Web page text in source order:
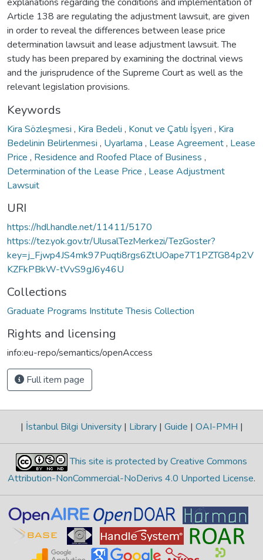
Article 138 are regulating the adjustment lawsuit, are given
in order to reveal the differences between lease price
determination lawsuit and lease adjustment lawsuit. The
study has been prepared by examining the doctrinal views
and the jurisprudence of the Supreme Court as well as the
relevant legislation provisions.
Keywords
Kira Sözleşmesi , Kira Bedeli , Konut ve Çatılı İşyeri , Kira
Bedelinin Belirlenmesi , Uyarlama , Lease Agreement, Lease
Price , Residence and Roofed Place of Business ,
Determination of the Lease Price , Lease Adjustment
Lawsuit
URI
https://hdl.handle.net/11411/5170
https://tez.yok.gov.tr/UlusalTezMerkezi/TezGoster?
key=j_Fjwp4JS4mk97Puqti8rgs6ZtUOape7T1PZTG84p2V
KZFkPBkW-tVvS9gJ6y46U
Collections
Graduate Programs Institute Thesis Collection
Rights and licensing
info:eu-repo/semantics/openAccess
Full item page
| İstanbul Bilgi University | Library | Guide | OAI-PMH |
This site is protected by Creative Commons
Attribution-NonCommercial-NoDerivs 4.0 Unported License.